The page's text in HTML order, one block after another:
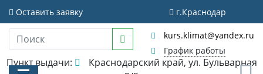
Оставить заявку г.Краснодар
kurs.klimat@yandex.ru
График работы
Пункт выдачи: